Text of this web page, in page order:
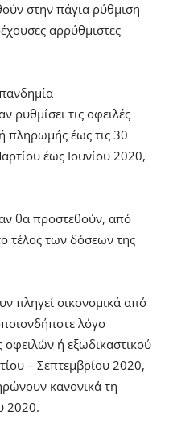
στην πάγια ρύθμιση
αρρύθμιστες
ρυθμίσει τις οφειλές
πληρωμής έως τις 30
έως Ιουνίου 2020,
θα προστεθούν, από
τέλος των δόσεων της
πληγεί οικονομικά από
λόγο
οφειλών ή εξωδικαστικού
– Σεπτεμβρίου 2020,
κανονικά τη
2020.